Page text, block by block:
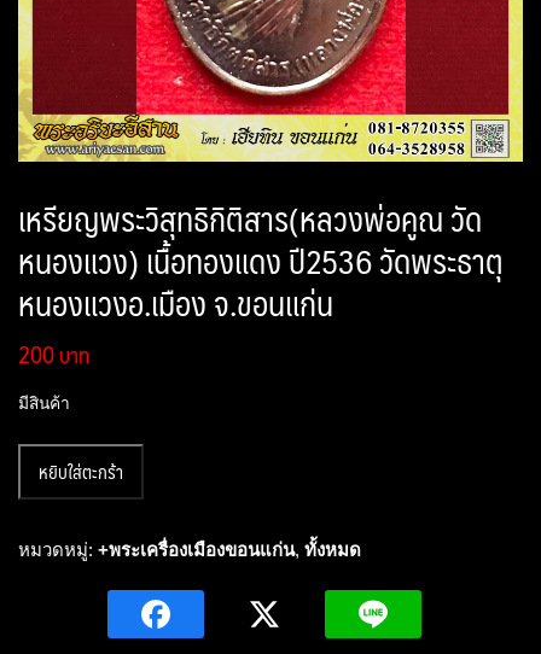
เหรียญพระวิสุทธิกิติสาร(หลวงพ่อคูณ วัด
หนองแวง) เนื้อทองแดง ปี2536 วัดพระธาตุ
หนองแวงอ.เมือง จ.ขอนแก่น
200
มีสินค้า
เหรียญ
วิ
หยิบใส่ตะกร้า
หมวดหมู่: +พระเครื่องเมืองขอนแก่น, ทั้งหมด